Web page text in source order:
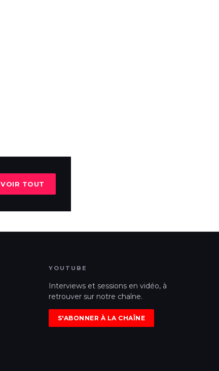
VOIR TOUT
YOUTUBE
Interviews et sessions en vidéo, à
retrouver sur notre chaîne.
S'ABONNER À LA CHAÎNE